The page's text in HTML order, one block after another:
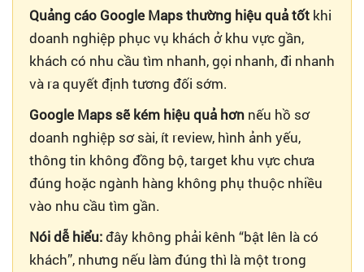
Quảng cáo Google Maps thường hiệu quả tốt khi
doanh nghiệp phục vụ khách ở khu vực gần,
khách có nhu cầu tìm nhanh, gọi nhanh, đi nhanh
và ra quyết định tương đối sớm.
Google Maps sẽ kém hiệu quả hơn nếu hồ sơ
doanh nghiệp sơ sài, ít review, hình ảnh yếu,
thông tin không đồng bộ, target khu vực chưa
đúng hoặc ngành hàng không phụ thuộc nhiều
vào nhu cầu tìm gần.
Nói dễ hiểu:đây không phải kênh “bật lên là có
khách”, nhưng nếu làm đúng thì là một trong